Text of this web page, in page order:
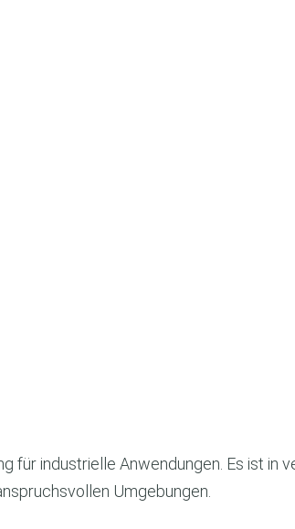
industrielle Anwendungen. Es ist in
Umgebungen.